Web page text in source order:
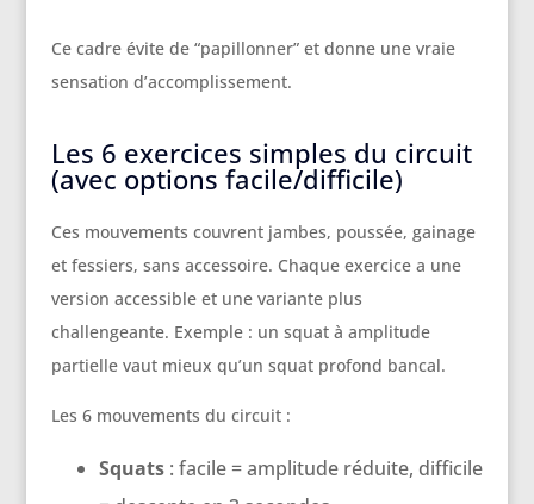
Ce cadre évite de “papillonner” et donne une vraie
sensation d’accomplissement.
Les 6 exercices simples du circuit
(avec options facile/difficile)
Ces mouvements couvrent jambes, poussée, gainage
et fessiers, sans accessoire. Chaque exercice a une
version accessible et une variante plus
challengeante. Exemple : un squat à amplitude
partielle vaut mieux qu’un squat profond bancal.
Les 6 mouvements du circuit :
Squats: facile = amplitude réduite, difficile